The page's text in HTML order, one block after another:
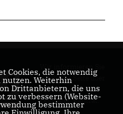
Wir informieren Sie
auf dieser Seite über
unsere Arbeit im
Leipziger Stadtrat.
Cookies, die notwendig
nutzen. Weiterhin
Drittanbietern, die uns
zu verbessern (Website-
bestimmter